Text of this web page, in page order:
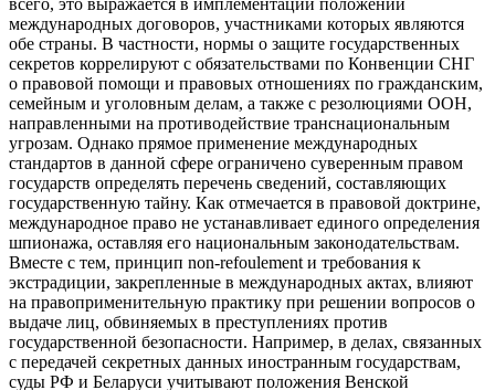
всего, это выражается в имплементации положений
международных договоров, участниками которых являются
обе страны. В частности, нормы о защите государственных
секретов коррелируют с обязательствами по Конвенции СНГ
о правовой помощи и правовых отношениях по гражданским,
семейным и уголовным делам, а также с резолюциями ООН,
направленными на противодействие транснациональным
угрозам. Однако прямое применение международных
стандартов в данной сфере ограничено суверенным правом
государств определять перечень сведений, составляющих
государственную тайну. Как отмечается в правовой доктрине,
международное право не устанавливает единого определения
шпионажа, оставляя его национальным законодательствам.
Вместе с тем, принцип non-refoulement и требования к
экстрадиции, закрепленные в международных актах, влияют
на правоприменительную практику при решении вопросов о
выдаче лиц, обвиняемых в преступлениях против
государственной безопасности. Например, в делах, связанных
с передачей секретных данных иностранным государствам,
суды РФ и Беларуси учитывают положения Венской